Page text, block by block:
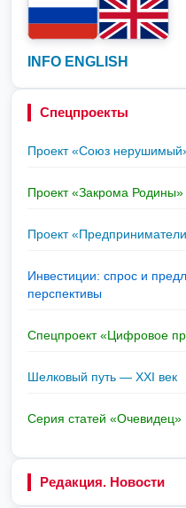
INFO ENGLISH
Спецпроекты
Проект «Союз
Проект «Закрома Родины»
Проект
Инвестиции: спрос и
перспективы
Спецпроект «Цифровое
Шелковый путь — XXI век
Серия статей «Очевидец»
Редакция. Новости